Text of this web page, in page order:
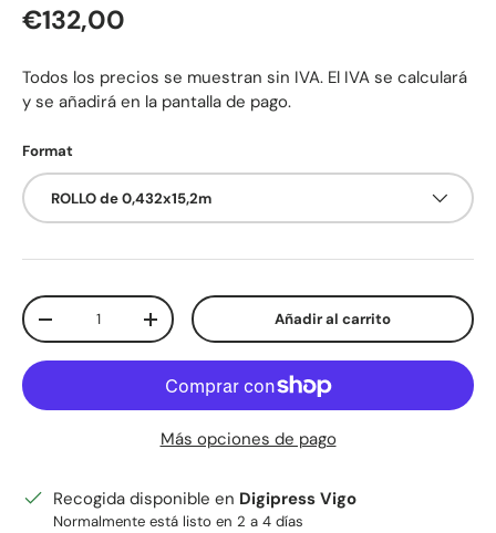
Precio normal
€132,00
Todos los precios se muestran sin IVA. El IVA se calculará
y se añadirá en la pantalla de pago.
Format
ROLLO de 0,432x15,2m
Cant.
Disminuir cantidadAumentar la cantidadAñadir al carrito
Más opciones de pago
Recogida disponible en Digipress Vigo
Normalmente está listo en 2 a 4 días